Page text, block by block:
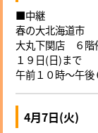
■中継
春の大北海道市
大丸下関店 ６階
１９日(日)まで
午前１０時〜午後
4月7日(火)